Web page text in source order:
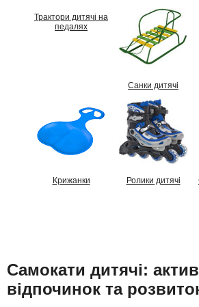
Трактори дитячі на
педалях
Санки дитячі
Крижанки Ролики дитячі
Самокати дитячі:
відпочинок та